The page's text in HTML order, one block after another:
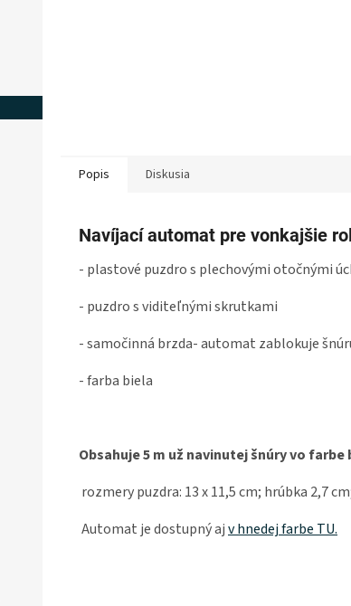
Popis Diskusia
Navíjací automat pre vonkajšie
- plastové puzdro s plechovými otočnými
- puzdro s viditeľnými skrutkami
- samočinná brzda- automat zablokuje
- farba biela
Obsahuje 5 m už navinutej šnúry vo farbe
rozmery puzdra: 13 x 11,5 cm; hrúbka 2,7
Automat je dostupný ajv hnedej farbe TU.